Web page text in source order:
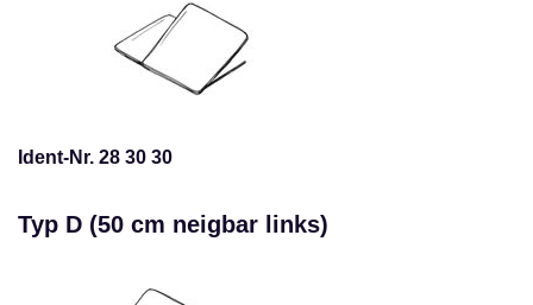
Ident-Nr. 28 30 30
Typ D (50 cm neigbar links)